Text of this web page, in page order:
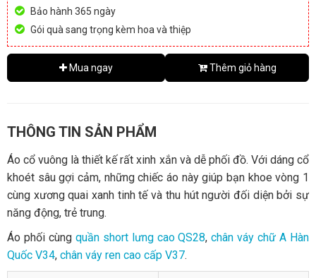
Bảo hành 365 ngày
Gói quà sang trọng kèm hoa và thiệp
Mua ngay Thêm giỏ hàng
THÔNG TIN SẢN PHẨM
Áo cổ vuông là thiết kế rất xinh xắn và dễ phối đồ. Với dáng cổ
khoét sâu gợi cảm, những chiếc áo này giúp bạn khoe vòng 1
cùng xương quai xanh tinh tế và thu hút người đối diện bởi sự
năng động, trẻ trung.
Áo phối cùng quần short lưng cao QS28,chân váy chữ A Hàn
Quốc V34, chân váy ren cao cấp V37.